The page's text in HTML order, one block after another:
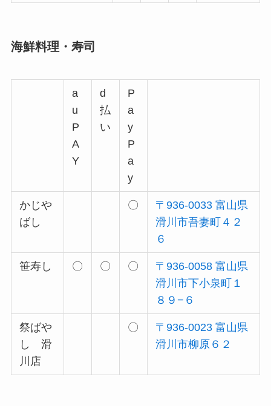
海鮮料理・寿司
a
u
P
A
Y
d
払
い
P
a
y
P
a
y
かじや
ばし
〇
〒936-0033 富山県
滑川市吾妻町４２
６
笹寿し 〇 〇 〇
〒936-0058 富山県
滑川市下小泉町１
８９−６
祭ばや
し 滑
川店
〇
〒936-0023 富山県
滑川市柳原６２